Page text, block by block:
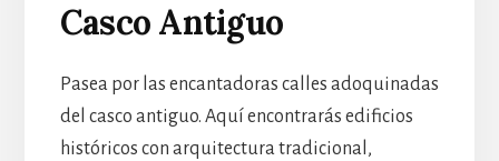
Casco Antiguo
Pasea por las encantadoras calles adoquinadas
del casco antiguo. Aquí encontrarás edificios
históricos con arquitectura tradicional,